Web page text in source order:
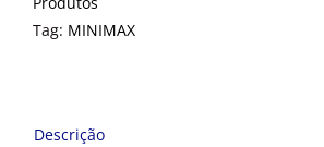
Tag: MINIMAX
Descrição